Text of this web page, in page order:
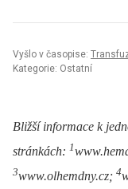
Vyšlo v časopise:
Kategorie: Ostatní
Bližší informace k
stránkách: 1
3www.olhemdny.cz; 4